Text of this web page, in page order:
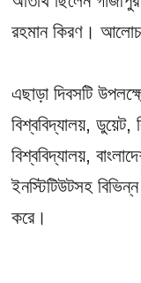
রহমান কিরণ।
এছাড়া দিবসটি
বিশ্ববিদ্যালয়,
বিশ্ববিদ্যালয়,
ইনস্টিটিউটসহ
করে।